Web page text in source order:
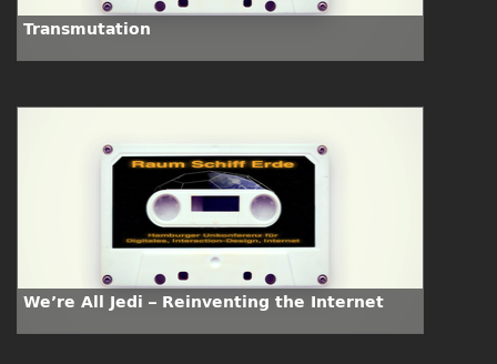
Transmutation
We’re All Jedi – Reinventing the Internet